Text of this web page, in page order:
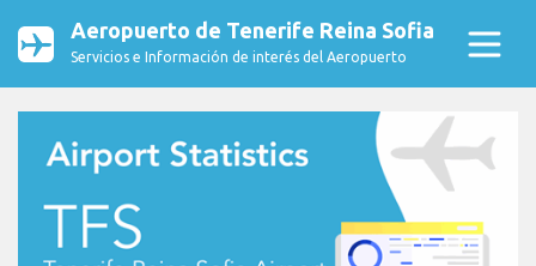
Aeropuerto de Tenerife Reina Sofia
Servicios e Información de interés del Aeropuerto